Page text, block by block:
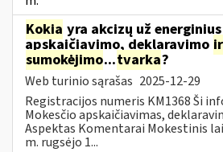
Kokia yra akcizų už
apskaičiavimo, deklaravimo ir
sumokėjimo...tvarka?
Web turinio sąrašas 2025-12-29
Registracijos numeris KM1368 Ši
Mokesčio apskaičiavimas,
Aspektas Komentarai Mokestinis
m. rugsėjo 1...